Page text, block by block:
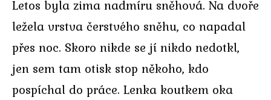
Letos byla zima nadmíru sněhová. Na dvoře
ležela vrstva čerstvého sněhu, co napadal
přes noc. Skoro nikde se jí nikdo nedotkl,
jen sem tam otisk stop někoho, kdo
pospíchal do práce. Lenka koutkem oka